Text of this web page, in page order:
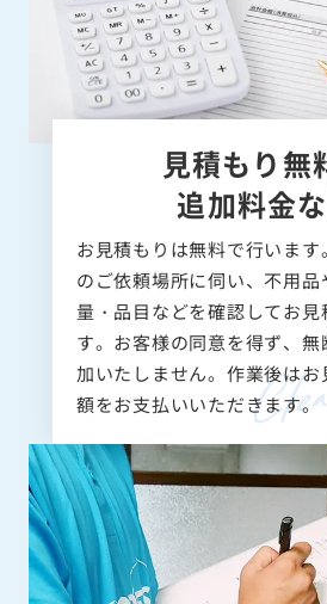
見積もり無
追加料金
お見積もりは無料で行いま
のご依頼場所に伺い、不用
量・品目などを確認してお見
す。お客様の同意を得ず、
加いたしません。作業後は
額をお支払いいただきます。